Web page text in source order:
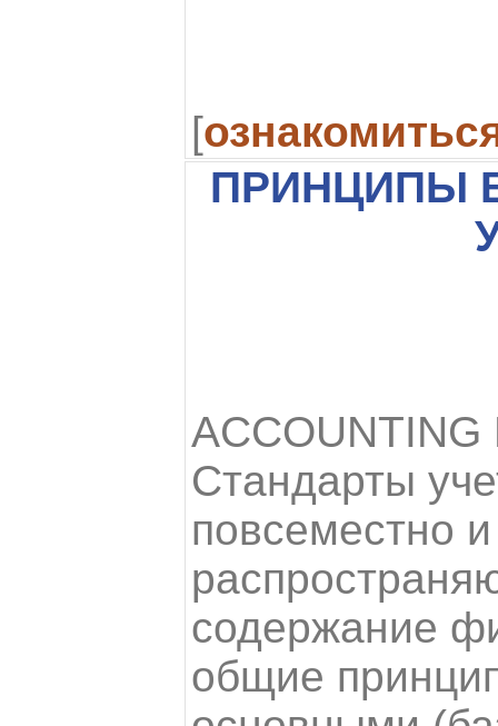
[
ПРИНЦИПЫ
ACCOUNTING
Стандарты
повсеместно и
содержание
общие